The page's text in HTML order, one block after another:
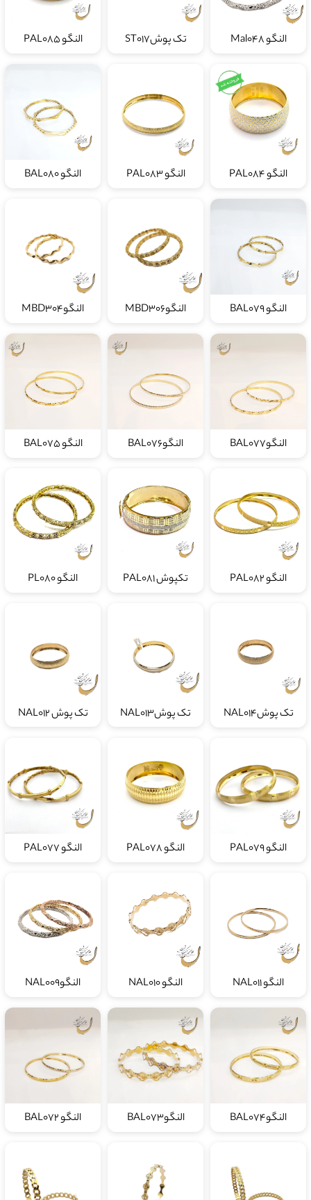
النگو Mal048 تک پوشST017 النگو PAL085
النگو PAL084 النگو PAL083 النگو BAL080
النگو BAL079 النگوMBD306 النگوMBD304
النگوBAL077 النگوBAL076 النگو BAL075
النگو PAL082 تکپوش PAL081 النگو PL080
تک پوشNAL014 تک پوشNAL013 تک پوش NAL012
النگو PAL079 النگو PAL078 النگو PAL077
النگو NAL011 النگو NAL010 النگوNAL009
النگوBAL074 النگوBAL073 النگو BAL072